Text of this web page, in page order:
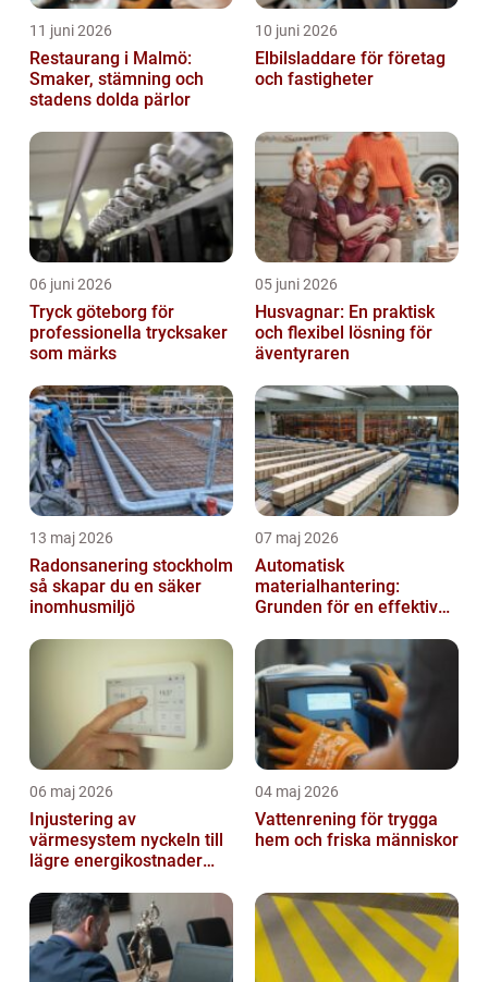
11 juni 2026
Restaurang i Malmö:
Smaker, stämning och
stadens dolda pärlor
10 juni 2026
Elbilsladdare för företag
och fastigheter
06 juni 2026
Tryck göteborg för
professionella trycksaker
som märks
05 juni 2026
Husvagnar: En praktisk
och flexibel lösning för
äventyraren
13 maj 2026
Radonsanering stockholm
så skapar du en säker
inomhusmiljö
07 maj 2026
Automatisk
materialhantering:
Grunden för en effektiv
06 maj 2026
Injustering av
värmesystem nyckeln till
lägre energikostnader
inomhusklimat
04 maj 2026
Vattenrening för trygga
hem och friska människor